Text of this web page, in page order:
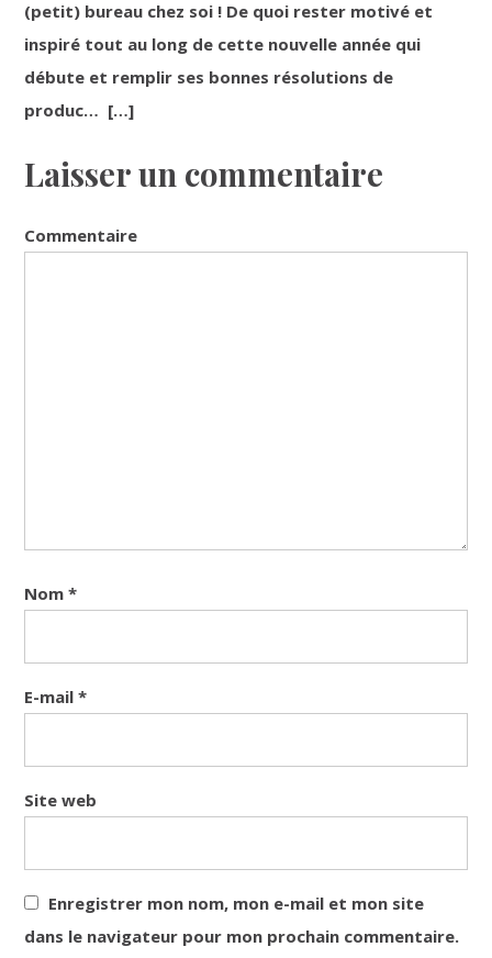
(petit) bureau chez soi ! De quoi rester motivé et
inspiré tout au long de cette nouvelle année qui
débute et remplir ses bonnes résolutions de
produc… […]
Laisser un commentaire
Commentaire
Nom*
E-mail*
Site web
Enregistrer mon nom, mon e-mail et mon site
dans le navigateur pour mon prochain commentaire.